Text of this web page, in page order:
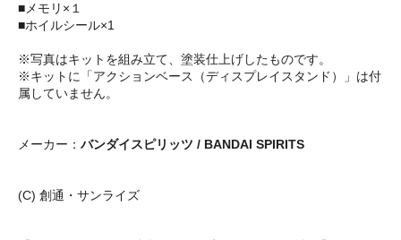
■メモリ×１
■ホイルシール×1
※写真はキットを組み立て、塗装仕上げしたものです。
※キットに「アクションベース（ディスプレイスタンド）」は付
属していません。
メーカー： バンダイスピリッツ / BANDAI SPIRITS
(C) 創通・サンライズ